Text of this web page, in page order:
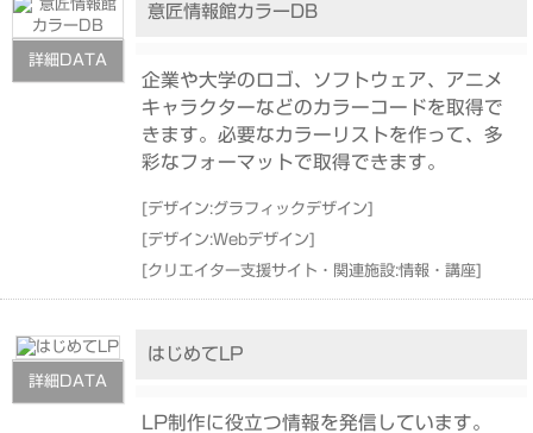
詳細DATA
意匠情報館カラーDB
企業や大学のロゴ、ソフトウェア、アニメ
キャラクターなどのカラーコードを取得で
きます。必要なカラーリストを作って、多
彩なフォーマットで取得できます。
[デザイン:グラフィックデザイン]
[デザイン:Webデザイン]
[クリエイター支援サイト・関連施設:情報・講座]
詳細DATA
はじめてLP
LP制作に役立つ情報を発信しています。